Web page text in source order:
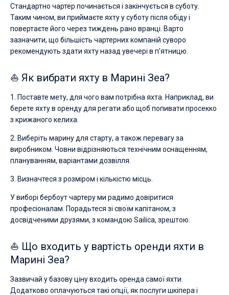
Стандартно чартер починається і закінчується в суботу.
Таким чином, ви приймаєте яхту у суботу після обіду і
повертаєте його через тиждень рано вранці. Варто
зазначити, що більшість чартерних компаній суворо
рекомендують здати яхту назад увечері в п'ятницю.
⛵ Як вибрати яхту в Марині Зеа?
1. Поставте мету, для чого вам потрібна яхта. Наприклад, ви
берете яхту в оренду для регати або щоб попивати просекко
з крижаного келиха.
2. Виберіть марину для старту, а також перевагу за
виробником. Човни відрізняються технічним оснащенням,
плануванням, варіантами дозвілля.
3. Визначтеся з розміром і кількістю місць.
У виборі бербоут чартеру ми радимо довіритися
професіоналам. Порадьтеся зі своїм капітаном, з
досвідченими друзями, з командою Sailica, зрештою.
⛵ Що входить у вартість оренди яхти в
Марині Зеа?
Зазвичай у базову ціну входить оренда самої яхти.
Додатково оплачуються такі опції, як послуги шкіпера і